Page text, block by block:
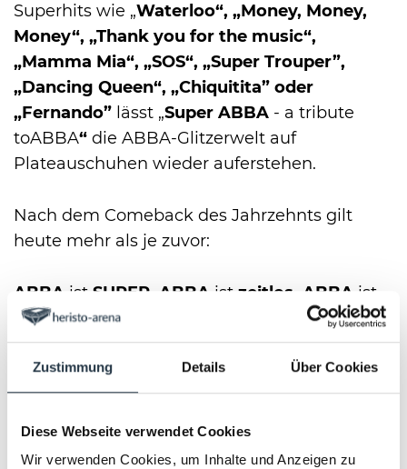
Zustimmung Details Über Cookies
Diese Webseite verwendet Cookies
Wir verwenden Cookies, um Inhalte und Anzeigen zu
Superhits wie „Waterloo“, „Money, Money,
Money“, „Thank you for the music“,
„Mamma Mia“, „SOS“, „Super Trouper”,
„Dancing Queen“, „Chiquitita” oder
„Fernando” lässt „Super ABBA - a tribute
toABBA“ die ABBA-Glitzerwelt auf
Plateauschuhen wieder auferstehen.
Nach dem Comeback des Jahrzehnts gilt
heute mehr als je zuvor:
ABBA ist SUPER, ABBA ist zeitlos, ABBA ist
hochaktuell!
„SUPER ABBA - a tribute to ABBA“ist nicht
nur ein eindrucksvolles Revival sondern auch